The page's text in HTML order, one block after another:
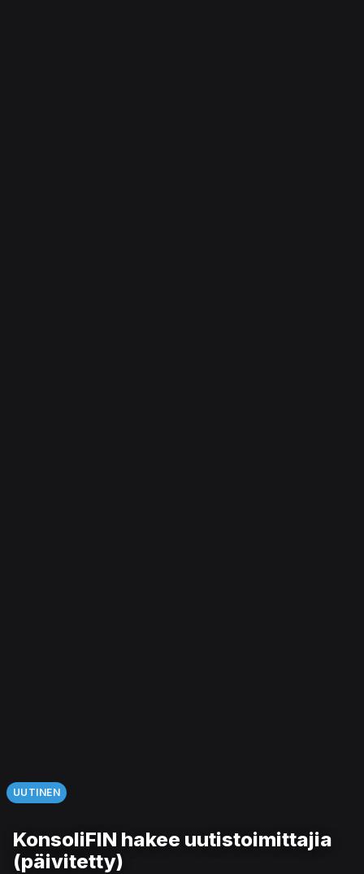
UUTINEN
KonsoliFIN hakee uutistoimittajia
(päivitetty)